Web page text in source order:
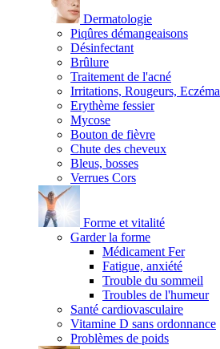
Dermatologie
Piqûres démangeaisons
Désinfectant
Brûlure
Traitement de l'acné
Irritations, Rougeurs, Eczéma
Erythème fessier
Mycose
Bouton de fièvre
Chute des cheveux
Bleus, bosses
Verrues Cors
Forme et vitalité
Garder la forme
Médicament Fer
Fatigue, anxiété
Trouble du sommeil
Troubles de l'humeur
Santé cardiovasculaire
Vitamine D sans ordonnance
Problèmes de poids